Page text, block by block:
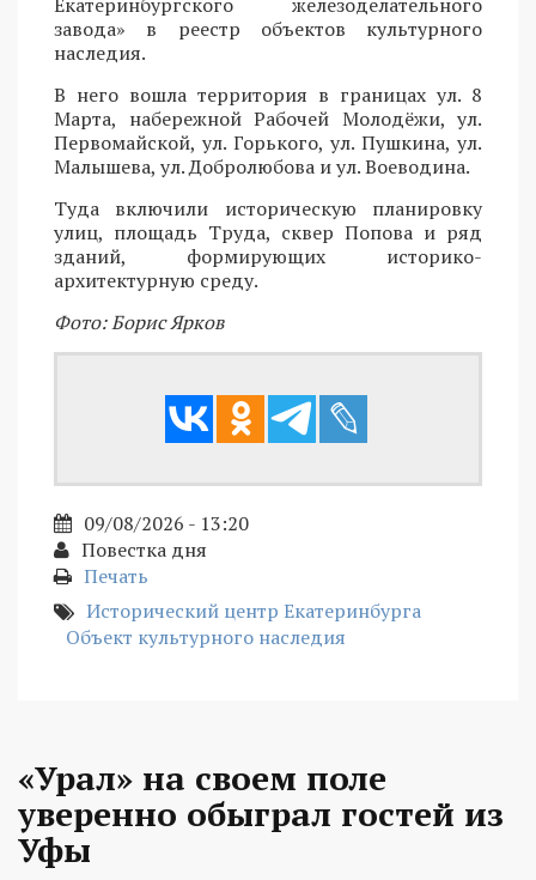
Екатеринбургского железоделательного
завода» в реестр объектов культурного
наследия.
В него вошла территория в границах ул. 8
Марта, набережной Рабочей Молодёжи, ул.
Первомайской, ул. Горького, ул. Пушкина, ул.
Малышева, ул. Добролюбова и ул. Воеводина.
Туда включили историческую планировку
улиц, площадь Труда, сквер Попова и ряд
зданий, формирующих историко-
архитектурную среду.
Фото: Борис Ярков
09/08/2026 - 13:20
Повестка дня
Печать
Исторический центр Екатеринбурга
Объект культурного наследия
«Урал» на своем поле
уверенно обыграл гостей из
Уфы